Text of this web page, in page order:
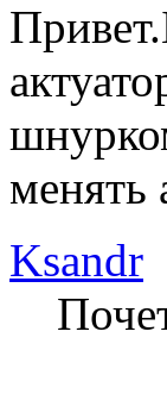
менять
Ksandr